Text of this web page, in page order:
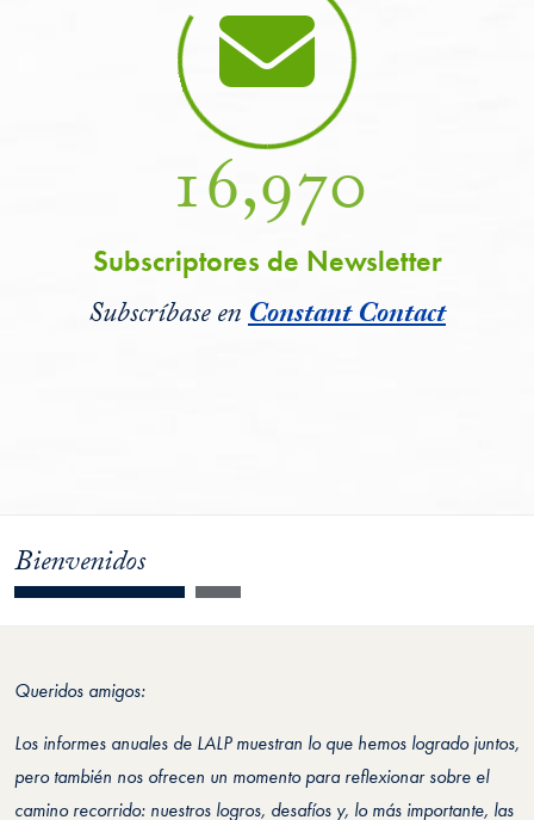
16,970
Subscriptores de Newsletter
Subscríbase enConstant Contact
Bienvenidos
Queridos amigos:
Los informes anuales de LALP muestran lo que hemos logrado juntos,
pero también nos ofrecen un momento para reflexionar sobre el
camino recorrido: nuestros logros, desafíos y, lo más importante, las